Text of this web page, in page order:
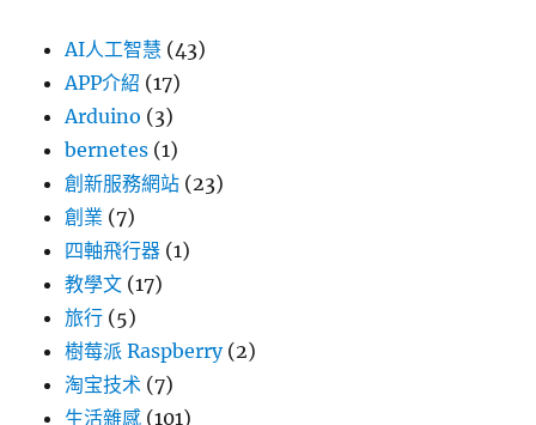
AI人工智慧 (43)
APP介紹 (17)
Arduino (3)
bernetes (1)
創新服務網站 (23)
創業 (7)
四軸飛行器 (1)
教學文 (17)
旅行 (5)
樹莓派 Raspberry(2)
淘宝技术 (7)
生活雜感 (101)